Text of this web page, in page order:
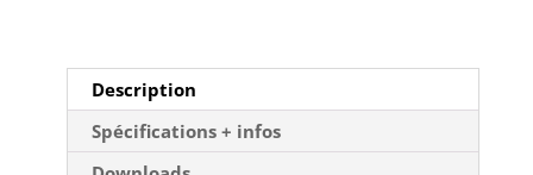
90°C
Description
Spécifications + infos